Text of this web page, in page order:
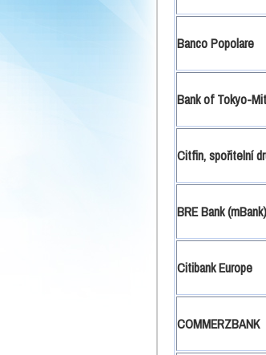
Banco Popolare
Bank of Tokyo-
Citfin, spořitelní
BRE Bank (mBank)
Citibank Europe
COMMERZBANK